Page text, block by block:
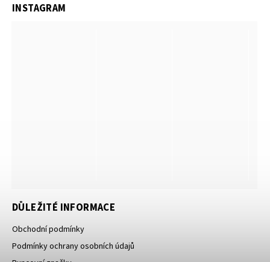
DŮLEŽITÉ INFORMACE
Obchodní podmínky
Podmínky ochrany osobních údajů
INSTAGRAM